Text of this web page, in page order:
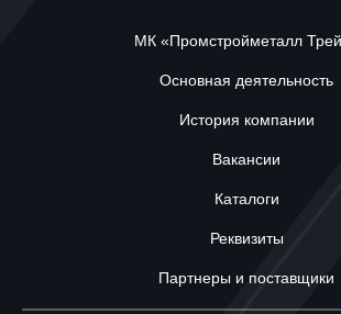
МК «Промстройметалл
Основная деятельность
История компании
Вакансии
Каталоги
Реквизиты
Партнеры и поставщики